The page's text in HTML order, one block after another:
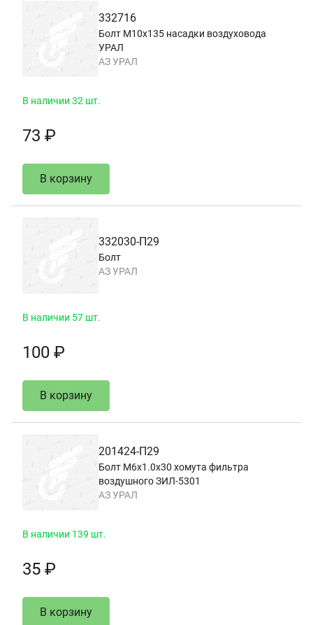
332716
Болт М10х135 насадки воздуховода
УРАЛ
АЗ УРАЛ
В наличии 32 шт.
73 ₽
В корзину
332030-П29
Болт
АЗ УРАЛ
В наличии 57 шт.
100 ₽
В корзину
201424-П29
Болт М6х1.0х30 хомута фильтра
воздушного ЗИЛ-5301
АЗ УРАЛ
В наличии 139 шт.
35 ₽
В корзину